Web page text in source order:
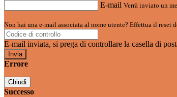
E-mail Verrà inviato un
Non hai una e-mail associata al nome utente? Effettua il reset
E-mail inviata, si prega di controllare la casella di
Errore
Chiudi
Successo